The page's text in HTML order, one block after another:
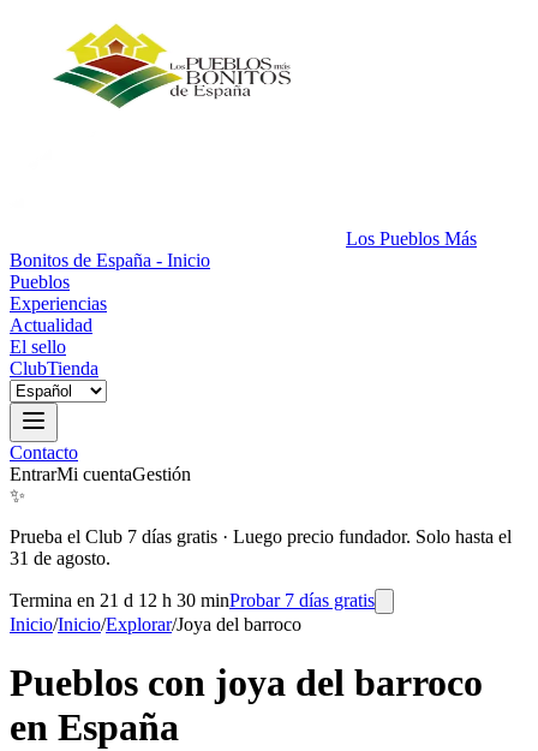
Los Pueblos Más
Bonitos de España - Inicio
Pueblos
Experiencias
Actualidad
El sello
ClubTienda
Contacto
EntrarMi cuentaGestión
✨
Prueba el Club 7 días gratis · Luego precio fundador. Solo hasta el
31 de agosto.
Termina en 21 d 12 h 30 minProbar 7 días gratis
Inicio/Inicio/Explorar/Joya del barroco
Pueblos con joya del barroco
en España